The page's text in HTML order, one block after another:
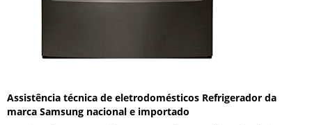
Assistência técnica de eletrodomésticos Refrigerador da
marca Samsung nacional e importado